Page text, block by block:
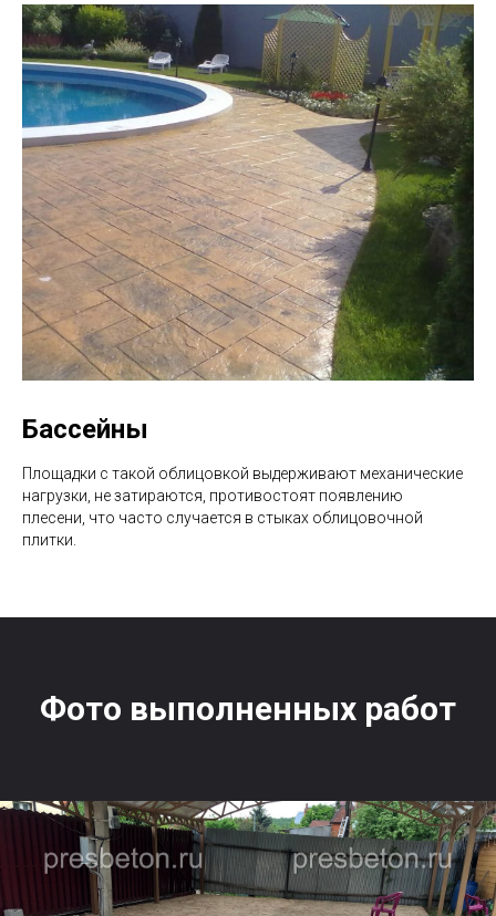
Бассейны
Площадки с такой облицовкой выдерживают механические
нагрузки, не затираются, противостоят появлению
плесени, что часто случается в стыках облицовочной
плитки.
Фото выполненных работ